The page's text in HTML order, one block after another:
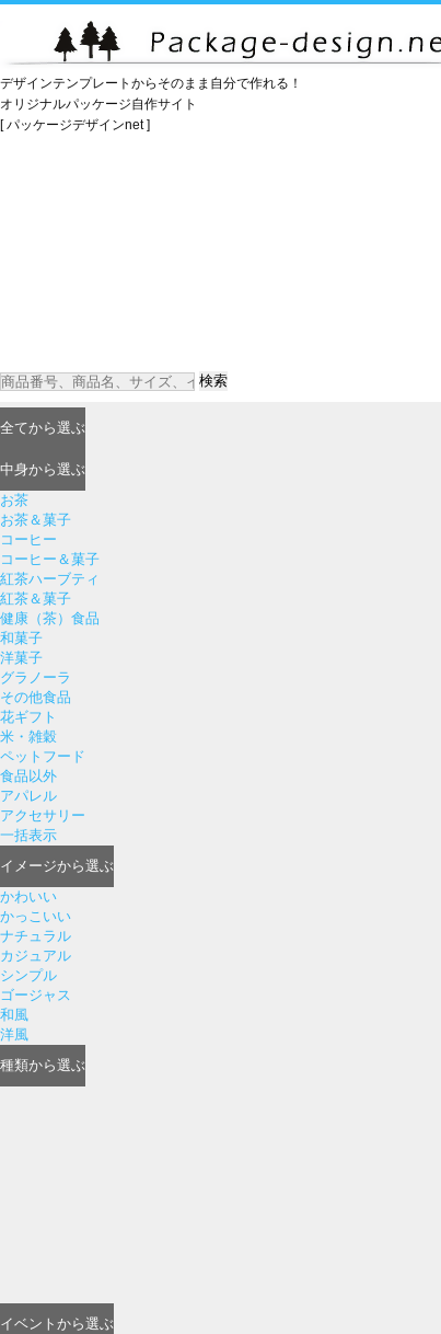
デザインテンプレートからそのまま自分で作れる！
オリジナルパッケージ自作サイト
[ パッケージデザインnet ]
検索
全てから選ぶ
中身から選ぶ
お茶
お茶＆菓子
コーヒー
コーヒー＆菓子
紅茶ハーブティ
紅茶＆菓子
健康（茶）食品
和菓子
洋菓子
グラノーラ
その他食品
花ギフト
米・雑穀
ペットフード
食品以外
アパレル
アクセサリー
一括表示
イメージから選ぶ
かわいい
かっこいい
ナチュラル
カジュアル
シンプル
ゴージャス
和風
洋風
種類から選ぶ
イベント から選ぶ